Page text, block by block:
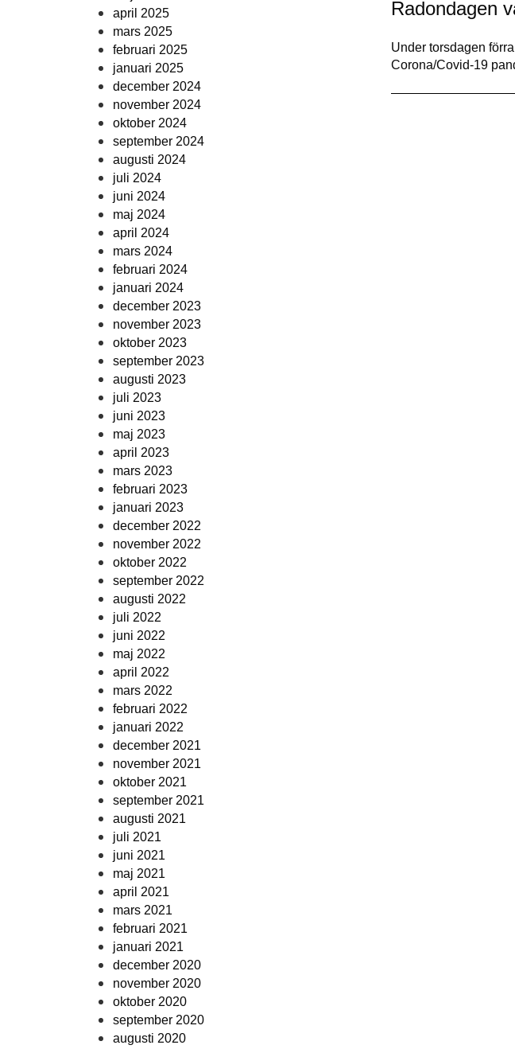
april 2025
mars 2025
februari 2025
januari 2025
december 2024
november 2024
oktober 2024
september 2024
augusti 2024
juli 2024
juni 2024
maj 2024
april 2024
mars 2024
februari 2024
januari 2024
december 2023
november 2023
oktober 2023
september 2023
augusti 2023
juli 2023
juni 2023
maj 2023
april 2023
mars 2023
februari 2023
januari 2023
december 2022
november 2022
oktober 2022
september 2022
augusti 2022
juli 2022
juni 2022
maj 2022
april 2022
mars 2022
februari 2022
januari 2022
december 2021
november 2021
oktober 2021
september 2021
augusti 2021
juli 2021
juni 2021
maj 2021
april 2021
mars 2021
februari 2021
januari 2021
december 2020
november 2020
oktober 2020
september 2020
augusti 2020
Radondagen
Under torsdagen
Corona/Covid-19